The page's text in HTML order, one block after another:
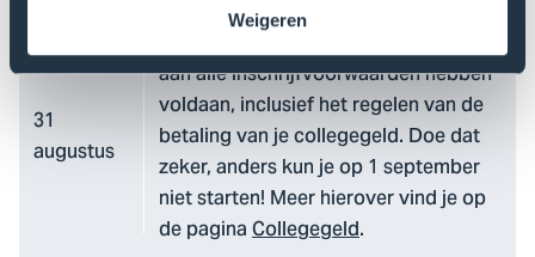
Weigeren
31
augustus
Tot slot moet je uiterlijk 31 augustus
aan alle inschrijfvoorwaarden hebben
voldaan, inclusief het regelen van de
betaling van je collegegeld. Doe dat
zeker, anders kun je op 1 september
niet starten! Meer hierover vind je op
de paginaCollegegeld.